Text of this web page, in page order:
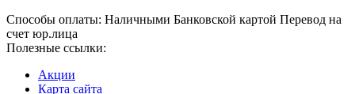
Способы оплаты: Наличными Банковской картой Перевод на
счет юр.лица
Полезные ссылки:
Акции
Карта сайта